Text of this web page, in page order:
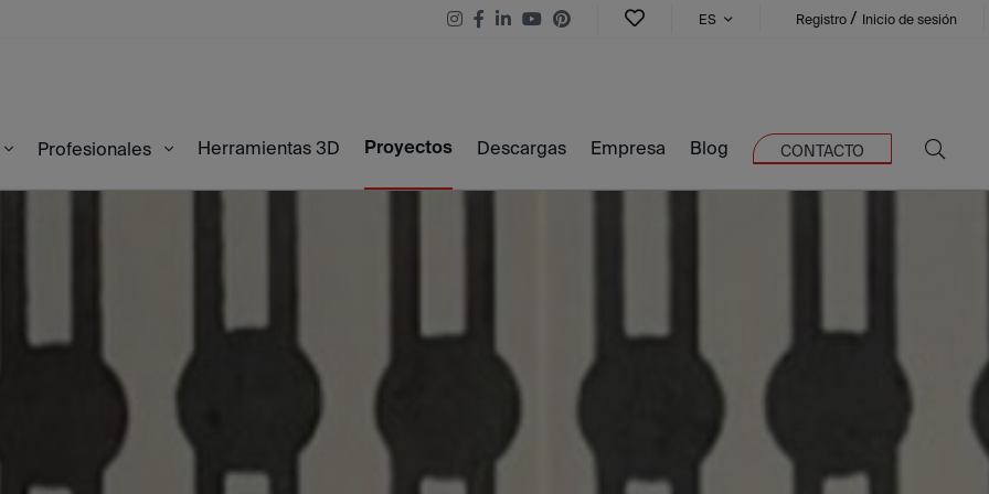
ES Registro / Inicio de sesión
Profesionales Herramientas 3D Proyectos Descargas Empresa Blog CONTACTO